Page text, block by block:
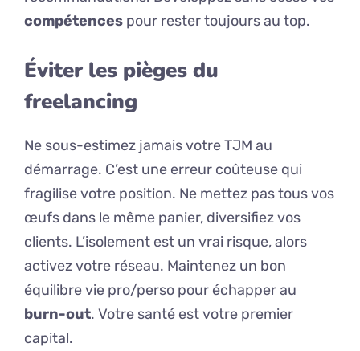
compétences pour rester toujours au top.
Éviter les pièges du
freelancing
Ne sous-estimez jamais votre TJM au
démarrage. C’est une erreur coûteuse qui
fragilise votre position. Ne mettez pas tous vos
œufs dans le même panier, diversifiez vos
clients. L’isolement est un vrai risque, alors
activez votre réseau. Maintenez un bon
équilibre vie pro/perso pour échapper au
burn-out. Votre santé est votre premier
capital.